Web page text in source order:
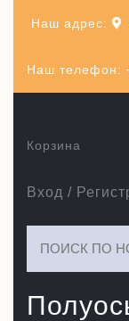
Наш телефон:
Наш адрес:
Вход /
Корзина